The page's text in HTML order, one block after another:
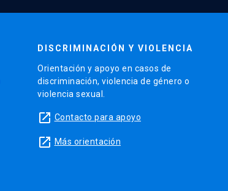
DISCRIMINACIÓN Y VIOLENCIA
Orientación y apoyo en casos de
discriminación, violencia de género o
violencia sexual.
launch Contacto para apoyo
launch Más orientación